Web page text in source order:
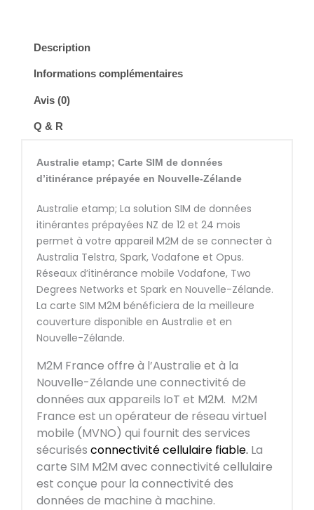
Description
Informations complémentaires
Avis (0)
Q & R
Australie etamp; Carte SIM de données
d’itinérance prépayée en Nouvelle-Zélande
Australie etamp; La solution SIM de données
itinérantes prépayées NZ de 12 et 24 mois
permet à votre appareil M2M de se connecter à
Australia Telstra, Spark, Vodafone et Opus.
Réseaux d’itinérance mobile Vodafone, Two
Degrees Networks et Spark en Nouvelle-Zélande.
La carte SIM M2M bénéficiera de la meilleure
couverture disponible en Australie et en
Nouvelle-Zélande.
M2M France offre à l’Australie et à la
Nouvelle-Zélande une connectivité de
données aux appareils IoT et M2M. M2M
France est un opérateur de réseau virtuel
mobile (MVNO) qui fournit des services
sécurisés connectivité cellulaire fiable. La
carte SIM M2M avec connectivité cellulaire
est conçue pour la connectivité des
données de machine à machine.